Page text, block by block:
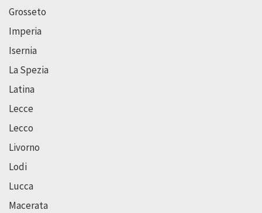
Grosseto
Imperia
Isernia
La Spezia
Latina
Lecce
Lecco
Livorno
Lodi
Lucca
Macerata